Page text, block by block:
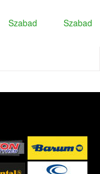
Szabad Szabad